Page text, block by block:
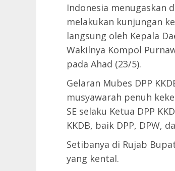
Indonesia menugaskan
melakukan kunjungan
langsung oleh Kepala
Wakilnya Kompol
pada Ahad (23/5).
Gelaran Mubes DPP
musyawarah penuh
SE selaku Ketua DPP
KKDB, baik DPP, DPW,
Setibanya di Rujab
yang kental.